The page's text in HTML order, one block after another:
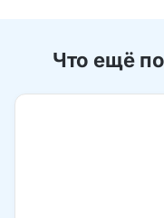
Что ещё